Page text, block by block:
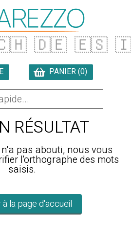
🇩🇪 🇪🇸
PANIER (0)
RÉSULTAT
pas abouti, nous vous
l'orthographe des mots
saisis.
à la page d'accueil